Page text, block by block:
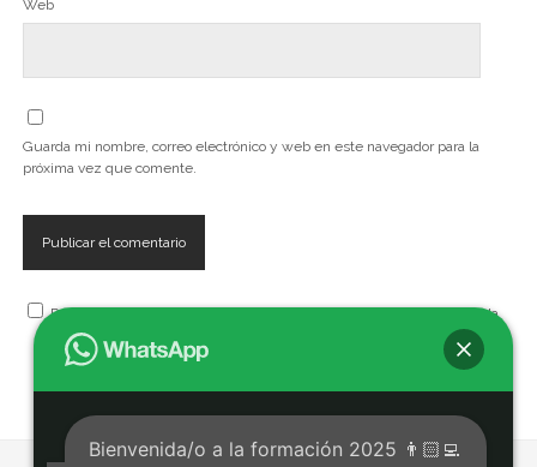
Web
Guarda mi nombre, correo electrónico y web en este navegador para la
próxima vez que comente.
Recibe, artículos, cursos, seminarios, talleres y eventos de la Escuela
Bienvenida/o a la formación 2025 👨🏻‍💻